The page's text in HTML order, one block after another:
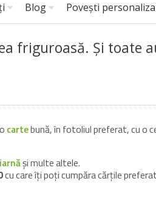
Blog Povești
friguroasă. Și toate
cartebună, în fotoliul preferat, cu o
și multe altele.
cu care îți poți cumpăra cărțile